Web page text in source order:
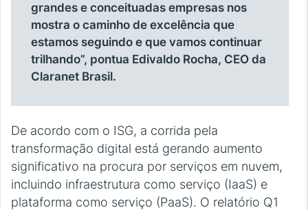
grandes e conceituadas empresas nos
mostra o caminho de excelência que
estamos seguindo e que vamos continuar
trilhando”, pontua Edivaldo Rocha, CEO da
Claranet Brasil.
De acordo com o ISG, a corrida pela
transformação digital está gerando aumento
significativo na procura por serviços em nuvem,
incluindo infraestrutura como serviço (IaaS) e
plataforma como serviço (PaaS). O relatório Q1